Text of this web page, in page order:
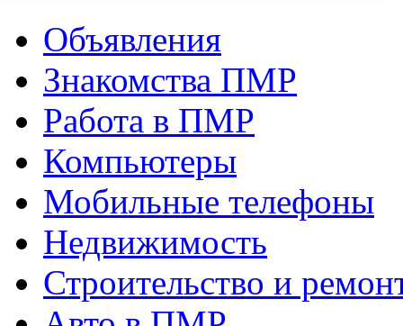
Объявления
Знакомства ПМР
Работа в ПМР
Компьютеры
Мобильные телефоны
Недвижимость
Строительство и